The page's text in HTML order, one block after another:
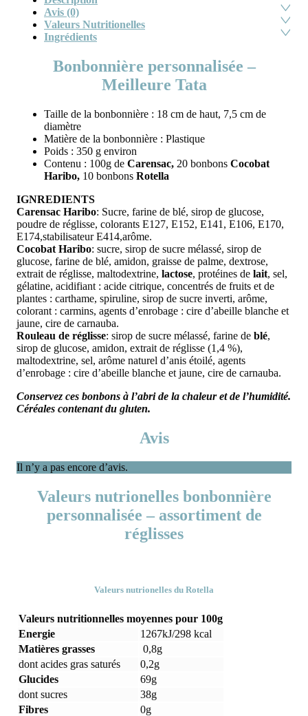
Avis (0)
Valeurs Nutritionelles
Ingrédients
Bonbonnière personnalisée –
Meilleure Tata
Taille de la bonbonnière : 18 cm de haut, 7,5 cm de
diamètre
Matière de la bonbonnière : Plastique
Poids : 350 g environ
Contenu : 100g de Carensac, 20 bonbons Cocobat
Haribo, 10 bonbons Rotella
IGNREDIENTS
Carensac Haribo: Sucre, farine de blé, sirop de glucose,
poudre de réglisse, colorants E127, E152, E141, E106, E170,
E174,stabilisateur E414,arôme.
Cocobat Haribo: sucre, sirop de sucre mélassé, sirop de
glucose, farine de blé, amidon, graisse de palme, dextrose,
extrait de réglisse, maltodextrine, lactose, protéines de lait, sel,
gélatine, acidifiant : acide citrique, concentrés de fruits et de
plantes : carthame, spiruline, sirop de sucre inverti, arôme,
colorant : carmins, agents d’enrobage : cire d’abeille blanche et
jaune, cire de carnauba.
Rouleau de réglisse: sirop de sucre mélassé, farine de blé,
sirop de glucose, amidon, extrait de réglisse (1,4 %),
maltodextrine, sel, arôme naturel d’anis étoilé, agents
d’enrobage : cire d’abeille blanche et jaune, cire de carnauba.
Conservez ces bonbons à l’abri de la chaleur et de l’humidité.
Céréales contenant du gluten.
Avis
Il n’y a pas encore d’avis.
Valeurs nutrionelles bonbonnière
personnalisée – assortiment de
réglisses
Valeurs nutrionelles du Rotella
Valeurs nutritionnelles moyennes pour 100g
Energie
1267kJ/298 kcal
Matières grasses
0,8g
dont acides gras saturés
0,2g
Glucides
69g
dont sucres
38g
Fibres
0g